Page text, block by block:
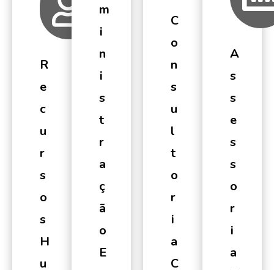
R
E
C
U
R
S
O
S
H
U
M
I
N
I
S
T
R
A
Ç
Ã
O
E
C
O
N
S
U
L
T
O
R
I
A
C
A
S
S
E
S
S
O
R
I
A